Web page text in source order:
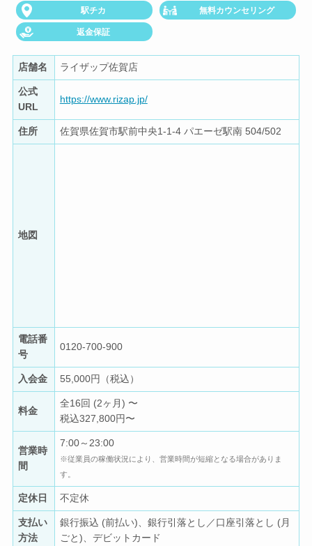
駅チカ 無料カウンセリング
返金保証
店舗名 ライザップ佐賀店
公式
URL
https://www.rizap.jp/
住所 佐賀県佐賀市駅前中央1-1-4 パエーゼ駅南 504/502
地図
電話番
号
0120-700-900
入会金 55,000円（税込）
料金
全16回 (2ヶ月) 〜
税込327,800円〜
営業時
間
7:00～23:00
※従業員の稼働状況により、営業時間が短縮となる場合がありま
す。
定休日 不定休
支払い
方法
銀行振込 (前払い)、銀行引落とし／口座引落とし (月
ごと)、デビットカード